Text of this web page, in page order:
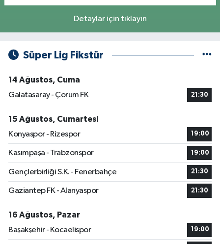
Detaylar için tıklayın
Süper Lig Fikstür
14 Ağustos, Cuma
Galatasaray - Çorum FK
21:30
15 Ağustos, Cumartesi
Konyaspor - Rizespor
19:00
Kasımpaşa - Trabzonspor 19:00
Gençlerbirliği S.K. - Fenerbahçe 21:30
Gaziantep FK - Alanyaspor 21:30
16 Ağustos, Pazar
Başakşehir - Kocaelispor
19:00